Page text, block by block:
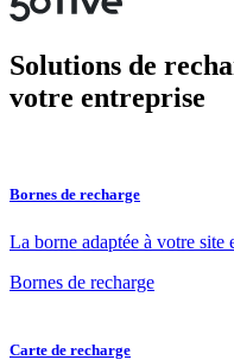
Solutions de
votre entreprise
Bornes de recharge
La borne adaptée à votre site
Bornes de recharge
Carte de recharge